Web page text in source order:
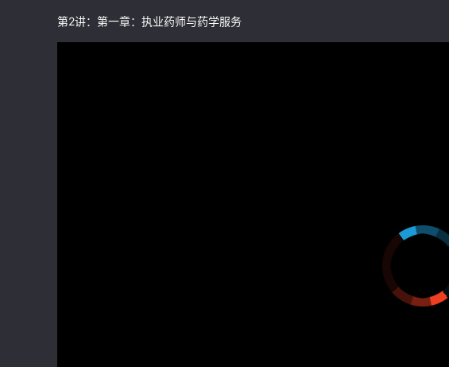
第2讲：第一章：执业药师与药学服务